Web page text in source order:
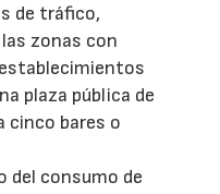
de tráfico,
zonas con
plaza pública de
cinco bares o
del consumo de